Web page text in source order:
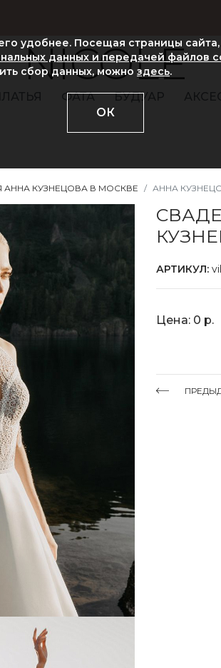
NICOLE
ФАТА БУДУАР
АННА КУЗНЕЦОВА В МОСКВЕ АННА
АРТИКУЛ:
Цена: 0 р.
удобнее. Посещая страницы
данных и передачей файлов
сбор данных, можно здесь.
ОК